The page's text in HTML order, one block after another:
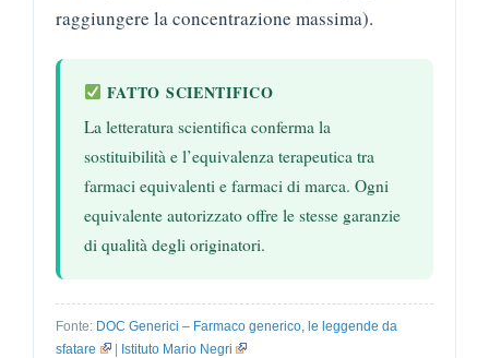
raggiungere la concentrazione massima).
FATTO SCIENTIFICO
La letteratura scientifica conferma la
sostituibilità e l’equivalenza terapeutica tra
farmaci equivalenti e farmaci di marca. Ogni
equivalente autorizzato offre le stesse garanzie
di qualità degli originatori.
Fonte: DOC Generici – Farmaco generico, le leggende da
sfatare
| Istituto Mario Negri